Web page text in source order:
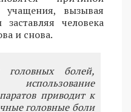
вызывая
человека
и снова.
болей,
приводит к
головные боли